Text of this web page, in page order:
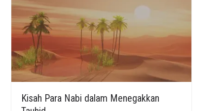
Kisah Para Nabi dalam Menegakkan